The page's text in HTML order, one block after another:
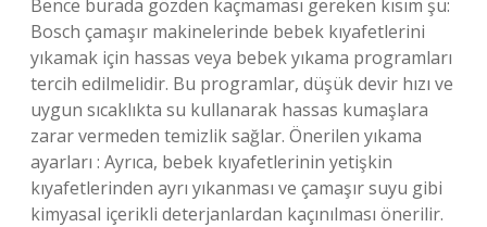
Bence burada gözden kaçmaması gereken kısım şu:
Bosch çamaşır makinelerinde bebek kıyafetlerini
yıkamak için hassas veya bebek yıkama programları
tercih edilmelidir. Bu programlar, düşük devir hızı ve
uygun sıcaklıkta su kullanarak hassas kumaşlara
zarar vermeden temizlik sağlar. Önerilen yıkama
ayarları : Ayrıca, bebek kıyafetlerinin yetişkin
kıyafetlerinden ayrı yıkanması ve çamaşır suyu gibi
kimyasal içerikli deterjanlardan kaçınılması önerilir.